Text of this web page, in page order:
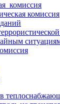
комиссия
комиссия